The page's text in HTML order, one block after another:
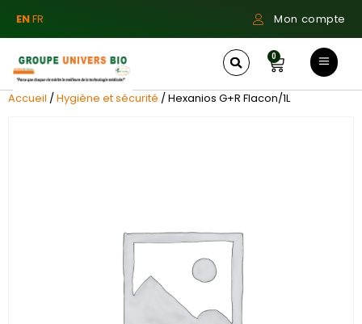
ENFR Mon compte
0
Accueil /Hygiène et sécurité / Hexanios G+R Flacon/1L